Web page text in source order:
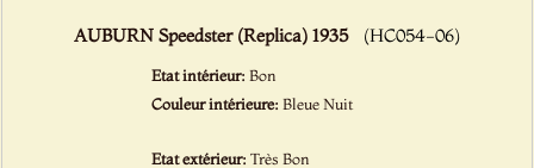
AUBURN Speedster (Replica) 1935 (HC054-06)
Etat intérieur:Bon
Couleur intérieure:Bleue Nuit
Etat extérieur:Très Bon